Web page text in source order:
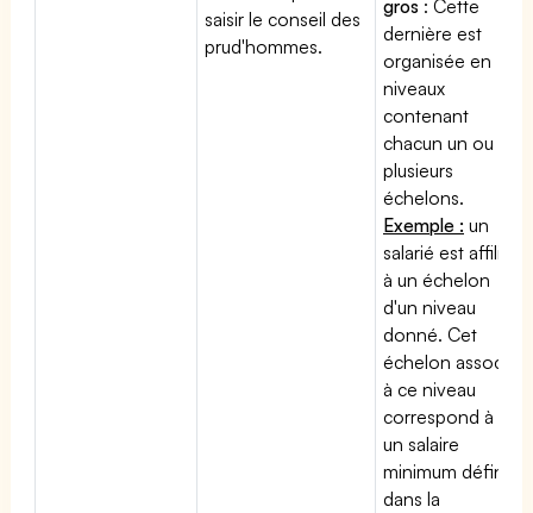
saisir le conseil des
prud'hommes.
gros : Cette
dernière est
organisée en
niveaux
contenant
chacun un ou
plusieurs
échelons.
Exemple : un
salarié est affilié
à un échelon
d'un niveau
donné. Cet
échelon associé
à ce niveau
correspond à
un salaire
minimum défini
dans la